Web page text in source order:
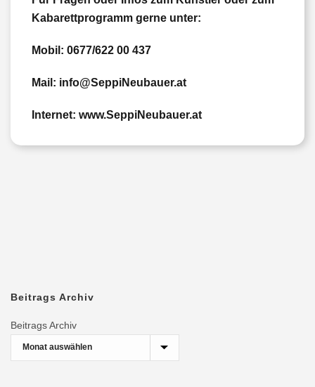
Kabarettprogramm gerne unter:
Mobil: 0677/622 00 437
Mail: info@SeppiNeubauer.at
Internet: www.SeppiNeubauer.at
Beitrags Archiv
Beitrags Archiv